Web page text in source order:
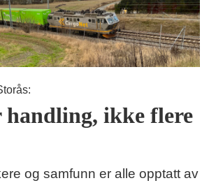
handling, ikke flere
og samfunn er alle opptatt av